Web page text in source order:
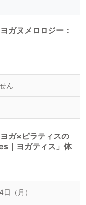
ガヌメロロジー：
ん
ガ×ピラティスの
｜ヨガティス」体
（月）